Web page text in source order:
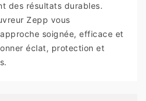
des résultats durables.
Zepp vous
soignée, efficace et
éclat, protection et